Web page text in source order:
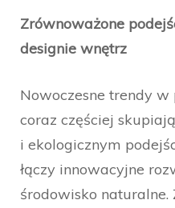
Zrównoważone
designie wnętrz
Nowoczesne trendy
coraz częściej
i ekologicznym
łączy innowacyjne
środowisko naturalne.